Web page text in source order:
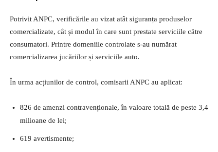
Potrivit ANPC, verificările au vizat atât siguranța produselor
comercializate, cât și modul în care sunt prestate serviciile către
consumatori. Printre domeniile controlate s-au numărat
comercializarea jucăriilor și serviciile auto.
În urma acțiunilor de control, comisarii ANPC au aplicat:
826 de amenzi contravenționale, în valoare totală de peste 3,4
milioane de lei;
619 avertismente;